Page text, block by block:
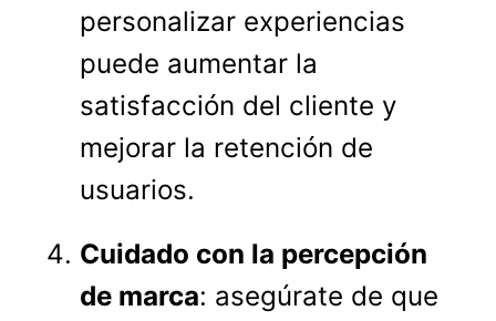
personalizar experiencias
puede aumentar la
satisfacción del cliente y
mejorar la retención de
usuarios.
Cuidado con la percepción
de marca: asegúrate de que